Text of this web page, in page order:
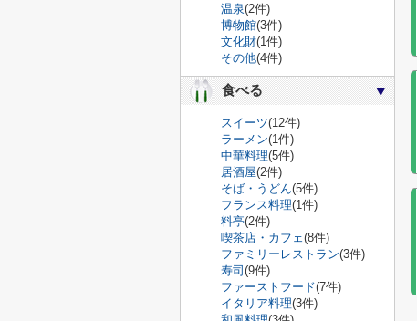
温泉(2件)
博物館(3件)
文化財(1件)
その他(4件)
食べる
スイーツ(12件)
ラーメン(1件)
中華料理(5件)
居酒屋(2件)
そば・うどん(5件)
フランス料理(1件)
料亭(2件)
喫茶店・カフェ(8件)
ファミリーレストラン(3件)
寿司 (9件)
ファーストフード(7件)
イタリア料理(3件)